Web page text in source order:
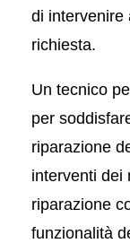
di intervenire
richiesta.
Un tecnico
per
riparazione
interventi dei
riparazione
funzionalità